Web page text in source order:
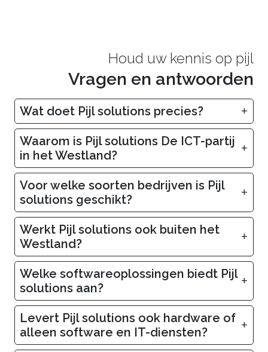
Houd uw kennis op pijl
Vragen en antwoorden
Wat doet Pijl solutions precies? +
Waarom is Pijl solutions De ICT-partij
in het Westland?
+
Voor welke soorten bedrijven is Pijl
solutions geschikt?
+
Werkt Pijl solutions ook buiten het
Westland?
+
Welke softwareoplossingen biedt Pijl
solutions aan?
+
Levert Pijl solutions ook hardware of
alleen software en IT-diensten?
+